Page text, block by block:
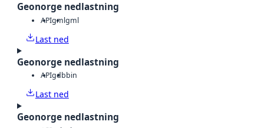
Geonorge nedlastning
APIgmlgml
Last ned
Geonorge nedlastning
APIgdbbin
Last ned
Geonorge nedlastning